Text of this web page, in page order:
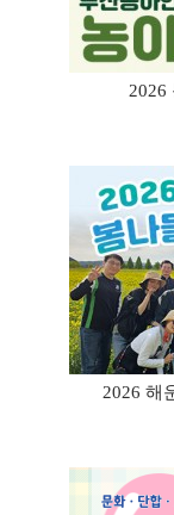
2026
2026 해